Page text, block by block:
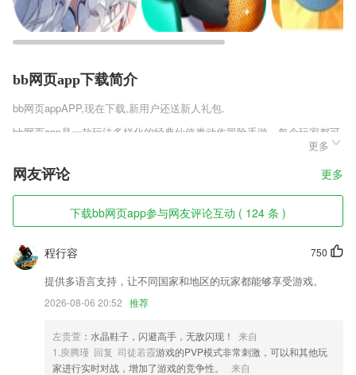
bb网页app下载简介
bb网页appAPP,现在下载,新用户还送新人礼包.
bb网页app是一款玩法多样化的经典仙侠类动作冒险手游，每个玩家都可
以获取大量的资源，拥有这些资源就可以获取强大的奖励，这些奖励都非
常丰富，玩家可以利用在奖励进行提升角色的战力值，让玩家变得更加强
大。
bb网页app软件特色
1,全国路线布局，想到哪儿就到哪儿
2,该平台还创新性地建立了一套完整的农业专家服务量化评估体系,使服
务质量得到了有效的监管
3,大数据智能推荐,跟紧每个热点，抓住每个眼球，一眼看穿你的小心
4,员工管理:多角色设定,一键操作即可开始卖车
5,学习更有效
更多
网友评论 更多
下载bb网页app参与网友评论互动 ( 124 条 )
750
程行容
提供多语言支持，让不同国家和地区的玩家都能够享受游戏。
2026-08-06 20:52 推荐
左贵萱 ：水晶鞋子，闪避高手，无敌闪现！
来自
1.庾腾瑾 回复 司徒若霞游戏的PVP模式非常刺激，可以和其他玩
家进行实时对战，增加了游戏的竞争性。
来自